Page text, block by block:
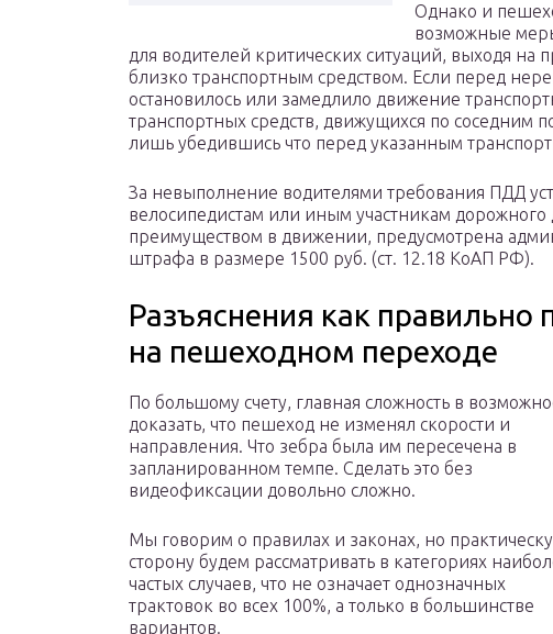
Однако и
возможные
для водителей критических ситуаций, выходя на
близко транспортным средством. Если перед
остановилось или замедлило движение
транспортных средств, движущихся по соседним
лишь убедившись что перед указанным
За невыполнение водителями требования ПДД
велосипедистам или иным участникам
преимуществом в движении, предусмотрена
штрафа в размере 1500 руб. (ст. 12.18 КоАП РФ).
Разъяснения как правильно
на пешеходном переходе
По большому счету, главная сложность в
доказать, что пешеход не изменял скорости и
направления. Что зебра была им пересечена в
запланированном темпе. Сделать это без
видеофиксации довольно сложно.
Мы говорим о правилах и законах, но
сторону будем рассматривать в категориях
частых случаев, что не означает однозначных
трактовок во всех 100%, а только в большинстве
вариантов.